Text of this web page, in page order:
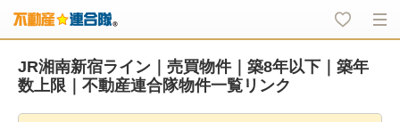
JR湘南新宿ライン｜売買物件｜築8年以下｜築年
数上限｜不動産連合隊物件一覧リンク